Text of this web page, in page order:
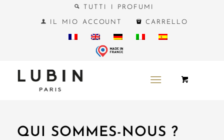
TUTTI I PROFUMI
IL MIO ACCOUNT CARRELLO
QUI SOMMES-NOUS ?